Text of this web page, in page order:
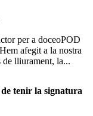
per a doceoPOD
afegit a la nostra
de lliurament, la...
tenir la signatura